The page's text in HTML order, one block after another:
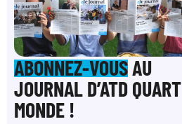
ABONNEZ-VOUSAU
JOURNAL D’ATD QUART
MONDE !